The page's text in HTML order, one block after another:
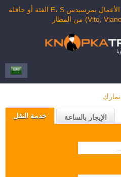
طلب خدمة النقل في درجة رجال الأعمال بمرسيدس E، S الفئة أو حافلة
خدمة النقل الإيجار بالساعة